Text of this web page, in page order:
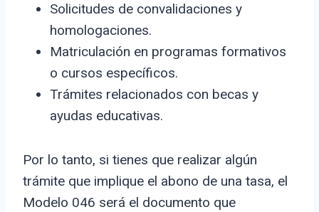
Solicitudes de convalidaciones y
homologaciones.
Matriculación en programas formativos
o cursos específicos.
Trámites relacionados con becas y
ayudas educativas.
Por lo tanto, si tienes que realizar algún
trámite que implique el abono de una tasa, el
Modelo 046 será el documento que